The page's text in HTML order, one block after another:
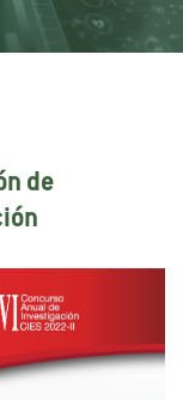
de